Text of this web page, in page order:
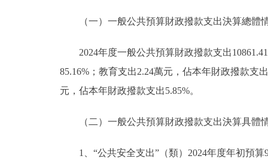
（一）一般公共預算財政撥款支出決算總體
2024年度一般公共預算財政撥款支出
85.16%；教育支出2.24萬元，佔本年財政撥款支
元，佔本年財政撥款支出5.85%。
（二）一般公共預算財政撥款支出決算具體
1、“公共安全支出”（類）2024年度年初預